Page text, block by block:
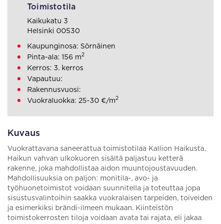
Kuvaus
Vuokrattavana saneerattua toimistotilaa Kallion Haikusta.
Haikun vahvan ulkokuoren sisältä paljastuu ketterä
rakenne, joka mahdollistaa aidon muuntojoustavuuden.
Mahdollisuuksia on paljon: monitila-, avo- ja
työhuonetoimistot voidaan suunnitella ja toteuttaa jopa
sisustusvalintoihin saakka vuokralaisen tarpeiden, toiveiden
ja esimerkiksi brändi-ilmeen mukaan. Kiinteistön
toimistokerrosten tiloja voidaan avata tai rajata, eli jakaa
Toimistotila
Kaikukatu 3
Helsinki 00530
Kaupunginosa: Sörnäinen
Pinta-ala: 156 m2
Kerros: 3. kerros
Vapautuu:
Rakennusvuosi:
Vuokraluokka: 25-30 €/m2